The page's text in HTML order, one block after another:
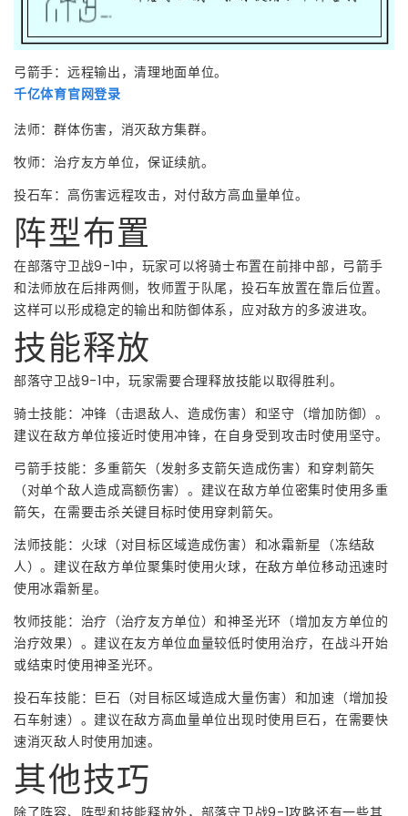
弓箭手：远程输出，清理地面单位。
千亿体育官网登录
法师：群体伤害，消灭敌方集群。
牧师：治疗友方单位，保证续航。
投石车：高伤害远程攻击，对付敌方高血量单位。
阵型布置
在部落守卫战9-1中，玩家可以将骑士布置在前排中部，弓箭手
和法师放在后排两侧，牧师置于队尾，投石车放置在靠后位置。
这样可以形成稳定的输出和防御体系，应对敌方的多波进攻。
技能释放
部落守卫战9-1中，玩家需要合理释放技能以取得胜利。
骑士技能：冲锋（击退敌人、造成伤害）和坚守（增加防御）。
建议在敌方单位接近时使用冲锋，在自身受到攻击时使用坚守。
弓箭手技能：多重箭矢（发射多支箭矢造成伤害）和穿刺箭矢
（对单个敌人造成高额伤害）。建议在敌方单位密集时使用多重
箭矢，在需要击杀关键目标时使用穿刺箭矢。
法师技能：火球（对目标区域造成伤害）和冰霜新星（冻结敌
人）。建议在敌方单位聚集时使用火球，在敌方单位移动迅速时
使用冰霜新星。
牧师技能：治疗（治疗友方单位）和神圣光环（增加友方单位的
治疗效果）。建议在友方单位血量较低时使用治疗，在战斗开始
或结束时使用神圣光环。
投石车技能：巨石（对目标区域造成大量伤害）和加速（增加投
石车射速）。建议在敌方高血量单位出现时使用巨石，在需要快
速消灭敌人时使用加速。
其他技巧